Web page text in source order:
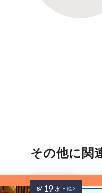
その他に関
8/ 19水 + 他 2